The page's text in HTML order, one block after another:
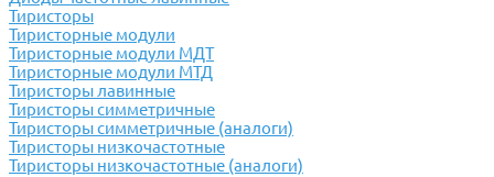
Тиристоры
Тиристорные модули
Тиристорные модули МДТ
Тиристорные модули МТД
Тиристоры лавинные
Тиристоры симметричные
Тиристоры симметричные (аналоги)
Тиристоры низкочастотные
Тиристоры низкочастотные (аналоги)